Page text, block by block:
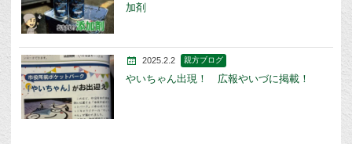
加剤
2025.2.2 親方ブログ
やいちゃん出現！ 広報やいづに掲載！